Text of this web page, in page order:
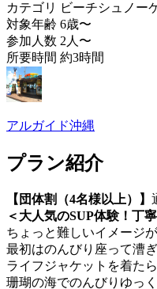
カテゴリ
ビーチシュノー
対象年齢 6歳〜
参加人数 2人〜
所要時間 約3時間
アルガイド沖縄
プラン紹介
【団体割（4名様以上）】
＜大人気のSUP体験！丁
ちょっと難しいイメージ
最初はのんびり座って漕
ライフジャケットを着た
珊瑚の海でのんびりゆっ